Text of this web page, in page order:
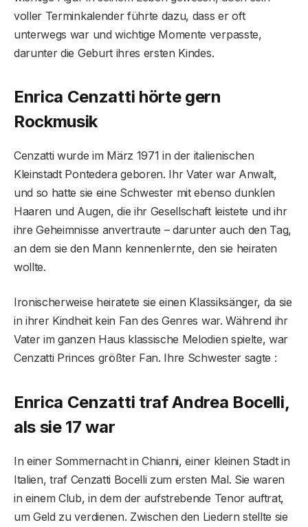
voller Terminkalender führte dazu, dass er oft
unterwegs war und wichtige Momente verpasste,
darunter die Geburt ihres ersten Kindes.
Enrica Cenzatti hörte gern
Rockmusik
Cenzatti wurde im März 1971 in der italienischen
Kleinstadt Pontedera geboren. Ihr Vater war Anwalt,
und so hatte sie eine Schwester mit ebenso dunklen
Haaren und Augen, die ihr Gesellschaft leistete und ihr
ihre Geheimnisse anvertraute – darunter auch den Tag,
an dem sie den Mann kennenlernte, den sie heiraten
wollte.
Ironischerweise heiratete sie einen Klassiksänger, da sie
in ihrer Kindheit kein Fan des Genres war. Während ihr
Vater im ganzen Haus klassische Melodien spielte, war
Cenzatti Princes größter Fan. Ihre Schwester sagte :
Enrica Cenzatti traf Andrea Bocelli,
als sie 17 war
In einer Sommernacht in Chianni, einer kleinen Stadt in
Italien, traf Cenzatti Bocelli zum ersten Mal. Sie waren
in einem Club, in dem der aufstrebende Tenor auftrat,
um Geld zu verdienen. Zwischen den Liedern stellte sie